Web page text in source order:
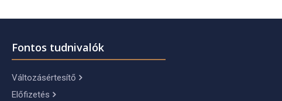
Fontos tudnivalók
Változásértesítő
Előfizetés